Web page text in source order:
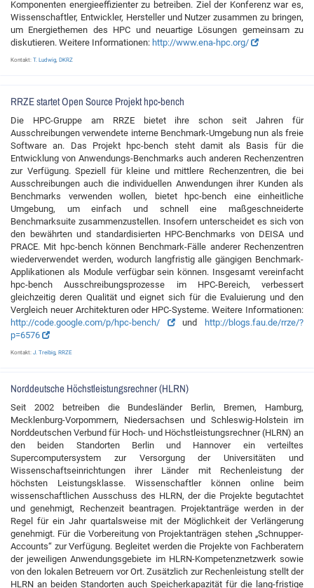
Komponenten energieeffizienter zu betreiben. Ziel der Konferenz war es,
Wissenschaftler, Entwickler, Hersteller und Nutzer zusammen zu bringen,
um Energiethemen des HPC und neuartige Lösungen gemeinsam zu
diskutieren. Weitere Informationen: http://www.ena-hpc.org/
Kontakt: T. Ludwig DKRZ
RRZE startet Open Source Projekt hpc-bench
Die HPC-Gruppe am RRZE bietet ihre schon seit Jahren für
Ausschreibungen verwendete interne Benchmark-Umgebung nun als freie
Software an. Das Projekt hpc-bench steht damit als Basis für die
Entwicklung von Anwendungs-Benchmarks auch anderen Rechenzentren
zur Verfügung. Speziell für kleine und mittlere Rechenzentren, die bei
Ausschreibungen auch die individuellen Anwendungen ihrer Kunden als
Benchmarks verwenden wollen, bietet hpc-bench eine einheitliche
Umgebung, um einfach und schnell eine maßgeschneiderte
Benchmarksuite zusammenzustellen. Insofern unterscheidet es sich von
den bewährten und standardisierten HPC-Benchmarks von DEISA und
PRACE. Mit hpc-bench können Benchmark-Fälle anderer Rechenzentren
wiederverwendet werden, wodurch langfristig alle gängigen Benchmark-
Applikationen als Module verfügbar sein können. Insgesamt vereinfacht
hpc-bench Ausschreibungsprozesse im HPC-Bereich, verbessert
gleichzeitig deren Qualität und eignet sich für die Evaluierung und den
Vergleich neuer Architekturen oder HPC-Systeme. Weitere Informationen:
http://code.google.com/p/hpc-bench/
und http://blogs.fau.de/rrze/?
p=6576
Kontakt: J. Treibig RRZE
Norddeutsche Höchstleistungsrechner (HLRN)
Seit 2002 betreiben die Bundesländer Berlin, Bremen, Hamburg,
Mecklenburg-Vorpommern, Niedersachsen und Schleswig-Holstein im
Norddeutschen Verbund für Hoch- und Höchstleistungsrechner (HLRN) an
den beiden Standorten Berlin und Hannover ein verteiltes
Supercomputersystem zur Versorgung der Universitäten und
Wissenschaftseinrichtungen ihrer Länder mit Rechenleistung der
höchsten Leistungsklasse. Wissenschaftler können online beim
wissenschaftlichen Ausschuss des HLRN, der die Projekte begutachtet
und genehmigt, Rechenzeit beantragen. Projektanträge werden in der
Regel für ein Jahr quartalsweise mit der Möglichkeit der Verlängerung
genehmigt. Für die Vorbereitung von Projektanträgen stehen „Schnupper-
Accounts“ zur Verfügung. Begleitet werden die Projekte von Fachberatern
der jeweiligen Anwendungsgebiete im HLRN-Kompetenznetzwerk sowie
von den lokalen Betreuern vor Ort. Zusätzlich zur Rechenleistung stellt der
HLRN an beiden Standorten auch Speicherkapazität für die lang-fristige